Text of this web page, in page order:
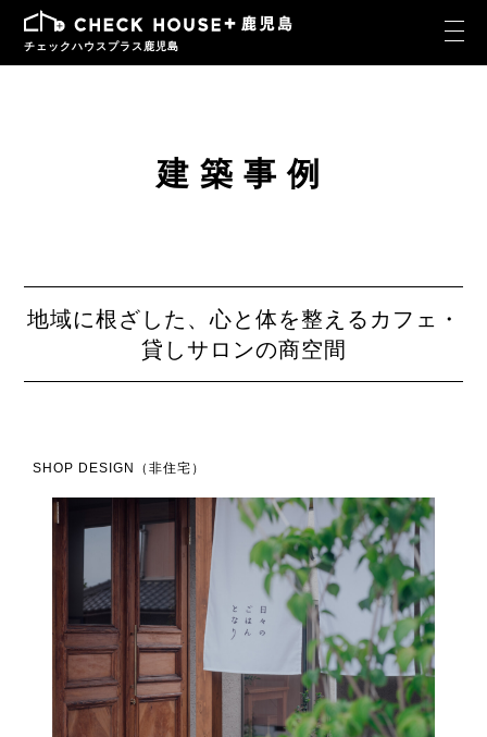
チェックハウスプラス鹿児島
建築事例
地域に根ざした、心と体を整えるカフェ・
貸しサロンの商空間
SHOP DESIGN（非住宅）